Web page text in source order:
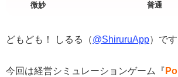
どもども！ しるる（@ShiruruApp）です
今回は経営シミュレーションゲーム『